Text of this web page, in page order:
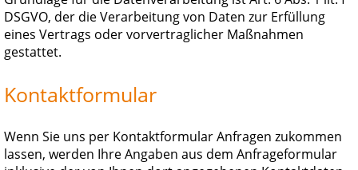
DSGVO, der die Verarbeitung von Daten zur Erfüllung
eines Vertrags oder vorvertraglicher Maßnahmen
gestattet.
Kontaktformular
Wenn Sie uns per Kontaktformular Anfragen zukommen
lassen, werden Ihre Angaben aus dem Anfrageformular